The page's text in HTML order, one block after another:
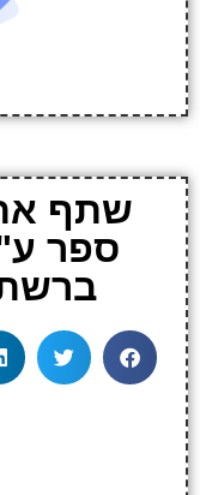
שתף
ספר